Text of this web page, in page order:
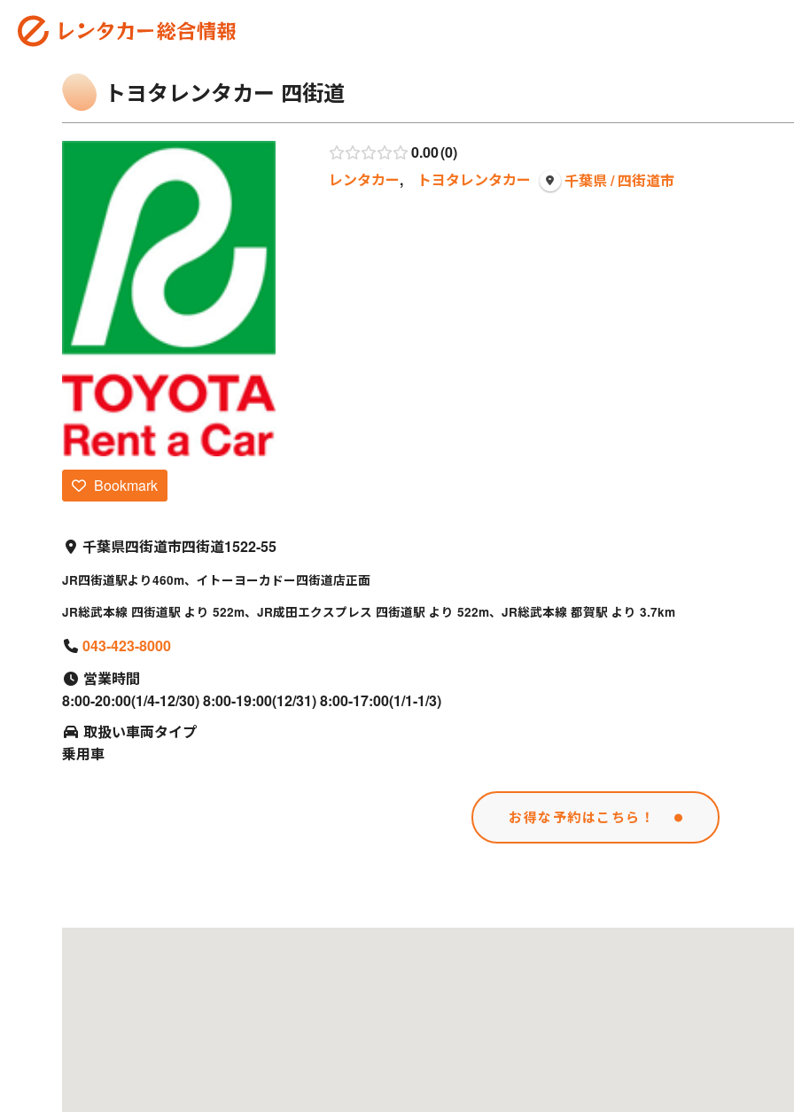
トヨタレンタカー 四街道
0.00 0
レンタカー, トヨタレンタカー 千葉県 / 四街道市
Bookmark
千葉県四街道市四街道1522-55
JR四街道駅より460m、イトーヨーカドー四街道店正面
JR総武本線 四街道駅 より 522m、JR成田エクスプレス 四街道駅 より 522m、JR総武本線 都賀駅 より 3.7km
043-423-8000
営業時間
8:00-20:00(1/4-12/30) 8:00-19:00(12/31) 8:00-17:00(1/1-1/3)
取扱い車両タイプ
乗用車
お得な予約はこちら！